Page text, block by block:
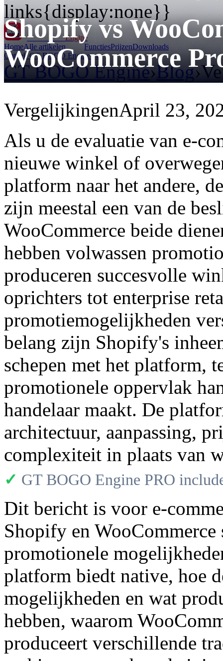
links{display:none}}
GT BOGOEngine
HomeAlle artikelen FunctiesPrijzenDownloads
Ontdek GT BOGO Engine →
GT BOGO Engine›Blog›
Shopify vs
WooCommerce
VergelijkingenApril 23,
Als u de evaluatie van e-
nieuwe winkel of
platform naar het andere,
zijn meestal een van de
WooCommerce beide
hebben volwassen
produceren succesvolle
oprichters tot enterprise
promotiemogelijkheden
belang zijn Shopify's
schepen met het platform,
promotionele oppervlak
handelaar maakt. De
architectuur, aanpassing,
complexiteit in plaats van
✓ GT BOGO Engine PRO
Dit bericht is voor e-
Shopify en
promotionele
platform biedt native, hoe
mogelijkheden en wat
hebben, waarom
produceert verschillende